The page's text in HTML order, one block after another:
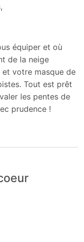
,
équiper et où
de la neige
et votre masque de
Tout est prêt
les pentes de
prudence !